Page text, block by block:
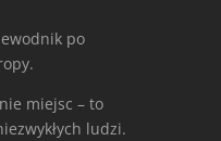
po
miejsc – to
ludzi.